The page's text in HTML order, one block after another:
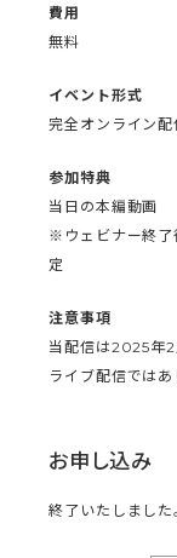
費用
無料
イベント形式
完全オンライン
参加特典
当日の本編動画
※ウェビナー終了
定
注意事項
当配信は2025年2
ライブ配信ではあ
お申し込み
終了いたしました